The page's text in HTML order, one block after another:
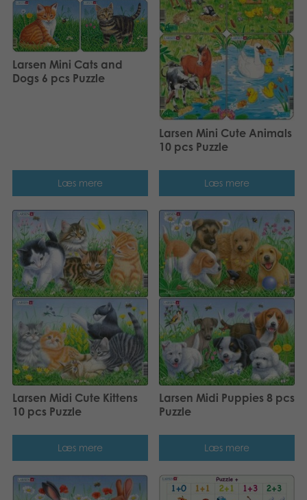
Larsen Mini Cats and
Dogs 6 pcs Puzzle
Læs mere
Larsen Mini Cute Animals
10 pcs Puzzle
Læs mere
Larsen Midi Cute Kittens
10 pcs Puzzle
Læs mere
Larsen Midi Puppies 8 pcs
Puzzle
Læs mere